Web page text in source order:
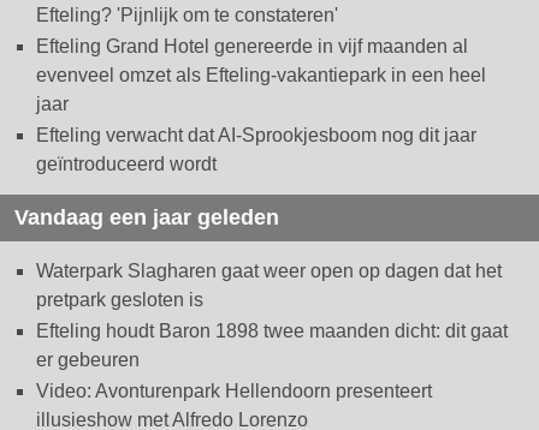
Efteling? 'Pijnlijk om te constateren'
Efteling Grand Hotel genereerde in vijf maanden al
evenveel omzet als Efteling-vakantiepark in een heel
jaar
Efteling verwacht dat AI-Sprookjesboom nog dit jaar
geïntroduceerd wordt
Vandaag een jaar geleden
Waterpark Slagharen gaat weer open op dagen dat het
pretpark gesloten is
Efteling houdt Baron 1898 twee maanden dicht: dit gaat
er gebeuren
Video: Avonturenpark Hellendoorn presenteert
illusieshow met Alfredo Lorenzo